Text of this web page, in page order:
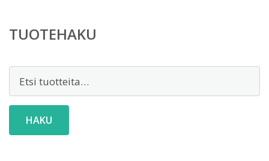
TUOTEHAKU
HAKU